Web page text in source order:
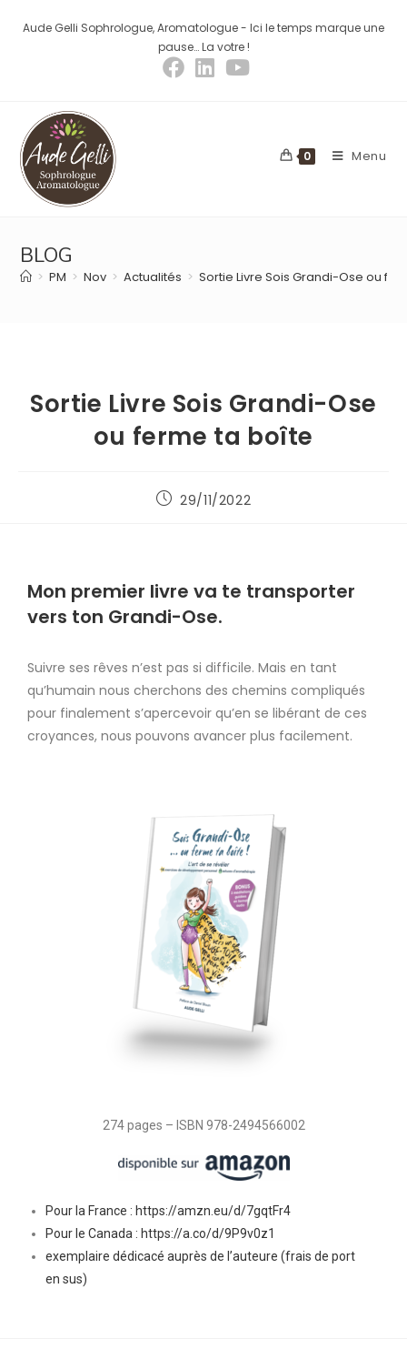
Aude Gelli Sophrologue, Aromatologue - Ici le temps marque une
pause… La votre !
0 Menu
BLOG
> PM > Nov > Actualités > Sortie Livre Sois Grandi-Ose ou
Sortie Livre Sois Grandi-Ose
ou ferme ta boîte
29/11/2022
Mon premier livre va te transporter
vers ton Grandi-Ose.
Suivre ses rêves n’est pas si difficile. Mais en tant
qu’humain nous cherchons des chemins compliqués
pour finalement s’apercevoir qu’en se libérant de ces
croyances, nous pouvons avancer plus facilement.
274 pages – ISBN 978-2494566002
Pour la France : https://amzn.eu/d/7gqtFr4
Pour le Canada : https://a.co/d/9P9v0z1
exemplaire dédicacé auprès de l’auteure (frais de port
en sus)